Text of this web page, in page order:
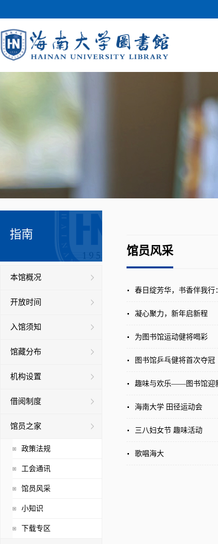
指南
本馆概况
开放时间
入馆须知
馆藏分布
机构设置
借阅制度
馆员之家
政策法规
工会通讯
馆员风采
小知识
下载专区
馆员风采
春日绽芳华，书香伴我行
凝心聚力，新年启新程
为图书馆运动健将喝彩
图书馆乒乓健将首次夺冠
趣味与欢乐——图书馆迎
海南大学 田径运动会
三八妇女节 趣味活动
歌唱海大